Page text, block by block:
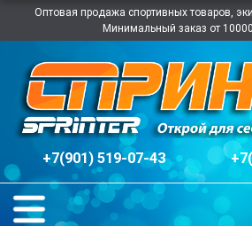
Оптовая продажа спортивных товаров,
Минимальный заказ от
+7(901) 519-07-43